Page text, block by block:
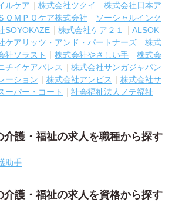
ルケア 株式会社ツクイ
株式会社日本ア
ＯＭＰＯケア株式会社
ソーシャルインク
SOYOKAZE 株式会社ケア２１
ALSOK
ケアリッツ・アンド・パートナーズ
株式
社ソラスト 株式会社やさしい手
株式会
チイケアパレス
株式会社サンガジャパン
ーション
株式会社アンビス
株式会社サ
ーパー・コート
社会福祉法人ノテ福祉
介護・福祉の求人を職種から探す
助手
介護・福祉の求人を資格から探す